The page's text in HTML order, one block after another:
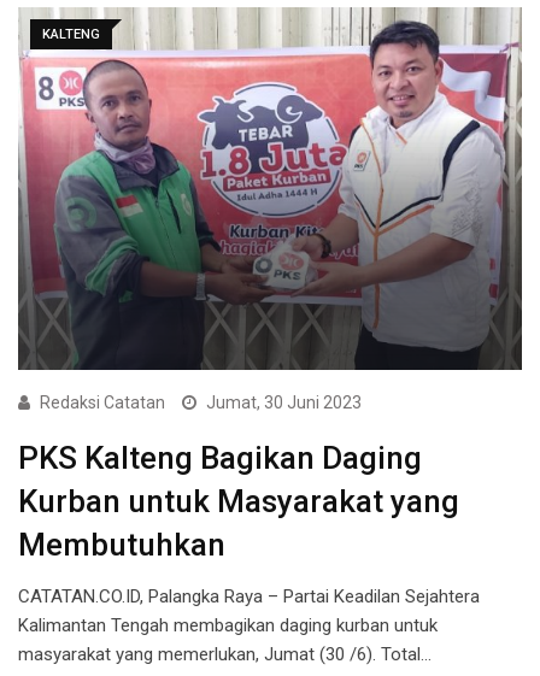
KALTENG
Redaksi Catatan Jumat, 30 Juni 2023
PKS Kalteng Bagikan Daging
Kurban untuk Masyarakat yang
Membutuhkan
CATATAN.CO.ID, Palangka Raya – Partai Keadilan Sejahtera
Kalimantan Tengah membagikan daging kurban untuk
masyarakat yang memerlukan, Jumat (30 /6). Total…